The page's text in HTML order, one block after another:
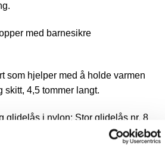
med barnesikre
som hjelper med å holde varmen
skitt, 4,5 tommer langt.
glidelås i nylon: Stor glidelås nr. 8
korroderer ikke eller trekker fra